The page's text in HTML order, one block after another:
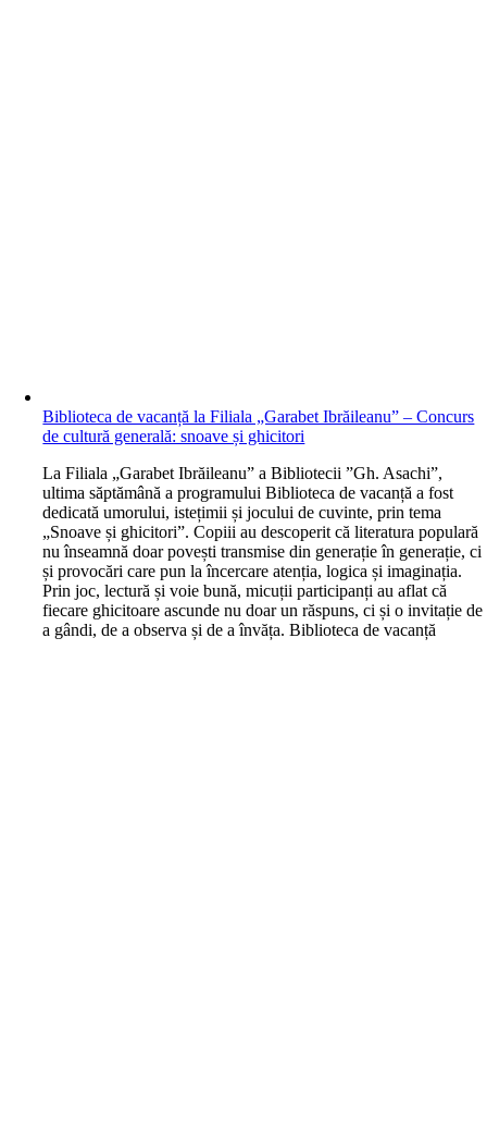
Biblioteca de vacanță la Filiala „Garabet Ibrăileanu” – Concurs
de cultură generală: snoave și ghicitori
La Filiala „Garabet Ibrăileanu” a Bibliotecii ”Gh. Asachi”,
ultima săptămână a programului Biblioteca de vacanță a fost
dedicată umorului, istețimii și jocului de cuvinte, prin tema
„Snoave și ghicitori”. Copiii au descoperit că literatura populară
nu înseamnă doar povești transmise din generație în generație, ci
și provocări care pun la încercare atenția, logica și imaginația.
Prin joc, lectură și voie bună, micuții participanți au aflat că
fiecare ghicitoare ascunde nu doar un răspuns, ci și o invitație de
a gândi, de a observa și de a învăța. Biblioteca de vacanță